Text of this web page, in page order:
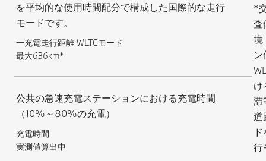
を平均的な使用時間配分で構成した国際的な走行
モードです。
一充電走行距離 WLTCモード
最大636km*
公共の急速充電ステーションにおける充電時間
（10%～80%の充電）
充電時間
実測値算出中
*
査
境
け
滞
道
行